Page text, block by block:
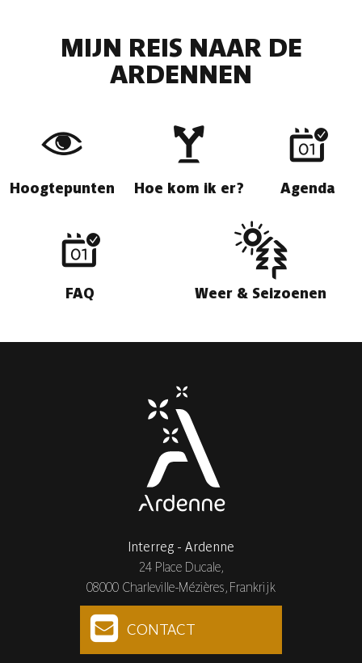
MIJN REIS NAAR DE
ARDENNEN
Hoogtepunten Hoe kom ik er? Agenda
FAQ Weer & Seizoenen
Interreg - Ardenne
24 Place Ducale,
08000 Charleville-Mézières, Frankrijk
CONTACT